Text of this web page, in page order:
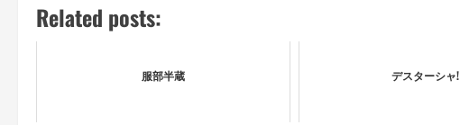
Related posts:
服部半蔵 デスターシャ!